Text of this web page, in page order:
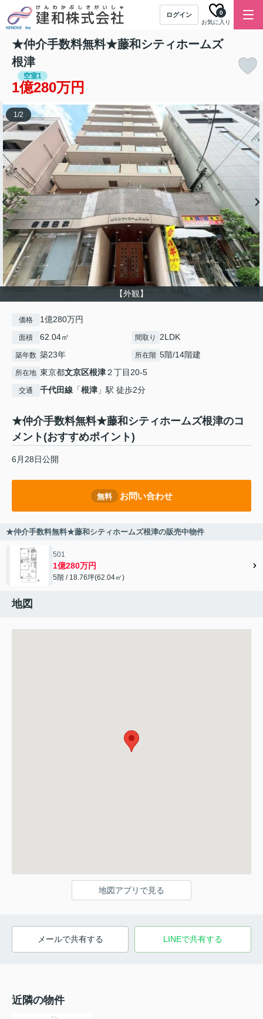
ログイン
お気に入り
0
★仲介手数料無料★藤和シティホームズ
根津
空室1
1億280万円
【外観】
1/2
価格 1億280万円
面積 62.04㎡ 間取り 2LDK
築年数 築23年 所在階 5階/14階建
所在地 東京都文京区根津２丁目20-5
交通 千代田線 「根津 」駅 徒歩2分
★仲介手数料無料★藤和シティホームズ根津のコ
メント(おすすめポイント)
6月28日公開
無料 お問い合わせ
★仲介手数料無料★藤和シティホームズ根津の販売中物件
501
1億280万円
5階 / 18.76坪(62.04㎡)
地図
地図アプリで見る
メールで共有する LINEで共有する
近隣の物件